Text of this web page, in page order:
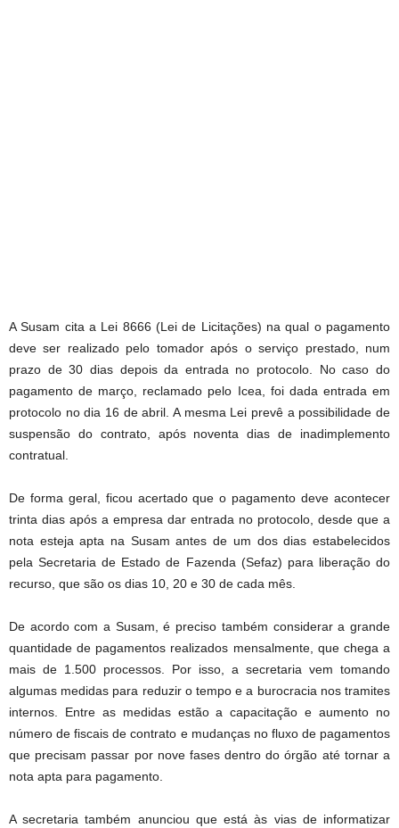
A Susam cita a Lei 8666 (Lei de Licitações) na qual o pagamento
deve ser realizado pelo tomador após o serviço prestado, num
prazo de 30 dias depois da entrada no protocolo. No caso do
pagamento de março, reclamado pelo Icea, foi dada entrada em
protocolo no dia 16 de abril. A mesma Lei prevê a possibilidade de
suspensão do contrato, após noventa dias de inadimplemento
contratual.
De forma geral, ficou acertado que o pagamento deve acontecer
trinta dias após a empresa dar entrada no protocolo, desde que a
nota esteja apta na Susam antes de um dos dias estabelecidos
pela Secretaria de Estado de Fazenda (Sefaz) para liberação do
recurso, que são os dias 10, 20 e 30 de cada mês.
De acordo com a Susam, é preciso também considerar a grande
quantidade de pagamentos realizados mensalmente, que chega a
mais de 1.500 processos. Por isso, a secretaria vem tomando
algumas medidas para reduzir o tempo e a burocracia nos tramites
internos. Entre as medidas estão a capacitação e aumento no
número de fiscais de contrato e mudanças no fluxo de pagamentos
que precisam passar por nove fases dentro do órgão até tornar a
nota apta para pagamento.
A secretaria também anunciou que está às vias de informatizar